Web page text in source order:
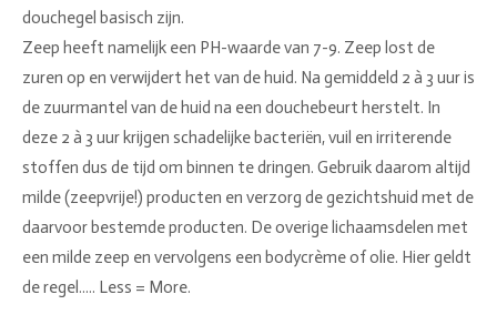
douchegel basisch zijn.
Zeep heeft namelijk een PH-waarde van 7-9. Zeep lost de
zuren op en verwijdert het van de huid. Na gemiddeld 2 à 3 uur is
de zuurmantel van de huid na een douchebeurt herstelt. In
deze 2 à 3 uur krijgen schadelijke bacteriën, vuil en irriterende
stoffen dus de tijd om binnen te dringen. Gebruik daarom altijd
milde (zeepvrije!) producten en verzorg de gezichtshuid met de
daarvoor bestemde producten. De overige lichaamsdelen met
een milde zeep en vervolgens een bodycrème of olie. Hier geldt
de regel..... Less = More.